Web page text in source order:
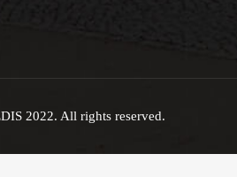
2022. All rights reserved.